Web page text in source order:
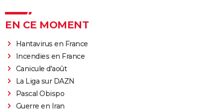
EN CE MOMENT
Hantavirus en France
Incendies en France
Canicule d'août
La Liga sur DAZN
Pascal Obispo
Guerre en Iran